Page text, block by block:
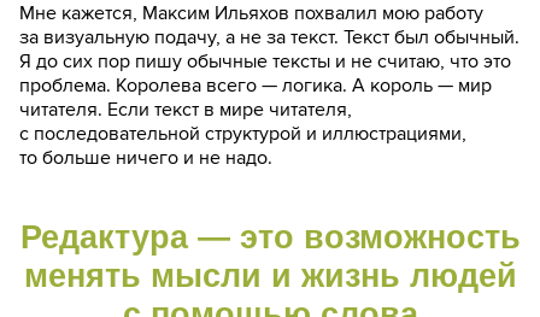
Мне кажется, Максим Ильяхов похвалил мою работу
за визуальную подачу, а не за текст. Текст был обычный.
Я до сих пор пишу обычные тексты и не считаю, что это
проблема. Королева всего — логика. А король — мир
читателя. Если текст в мире читателя,
с последовательной структурой и иллюстрациями,
то больше ничего и не надо.
Редактура — это возможность
менять мысли и жизнь людей